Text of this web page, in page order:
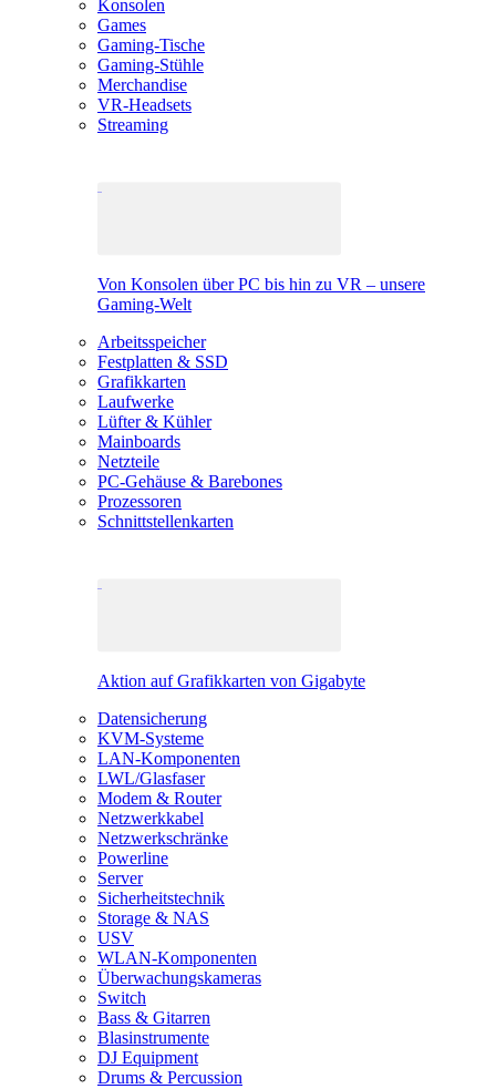
Konsolen
Games
Gaming-Tische
Gaming-Stühle
Merchandise
VR-Headsets
Streaming
Von Konsolen über PC bis hin zu VR – unsere
Gaming-Welt
Arbeitsspeicher
Festplatten & SSD
Grafikkarten
Laufwerke
Lüfter & Kühler
Mainboards
Netzteile
PC-Gehäuse & Barebones
Prozessoren
Schnittstellenkarten
Aktion auf Grafikkarten von Gigabyte
Datensicherung
KVM-Systeme
LAN-Komponenten
LWL/Glasfaser
Modem & Router
Netzwerkkabel
Netzwerkschränke
Powerline
Server
Sicherheitstechnik
Storage & NAS
USV
WLAN-Komponenten
Überwachungskameras
Switch
Bass & Gitarren
Blasinstrumente
DJ Equipment
Drums & Percussion